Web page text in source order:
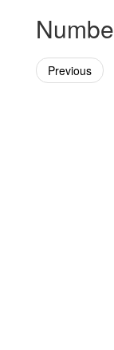
Previous